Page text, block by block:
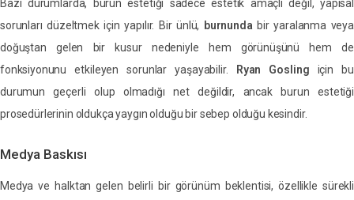
Bazı durumlarda, burun estetiği sadece estetik amaçlı değil, yapısal
sorunları düzeltmek için yapılır. Bir ünlü, burnunda bir yaralanma veya
doğuştan gelen bir kusur nedeniyle hem görünüşünü hem de
fonksiyonunu etkileyen sorunlar yaşayabilir.
Ryan Gosling için bu
durumun geçerli olup olmadığı net değildir, ancak burun estetiği
prosedürlerinin oldukça yaygın olduğu bir sebep olduğu kesindir.
Medya Baskısı
Medya ve halktan gelen belirli bir görünüm beklentisi, özellikle sürekli